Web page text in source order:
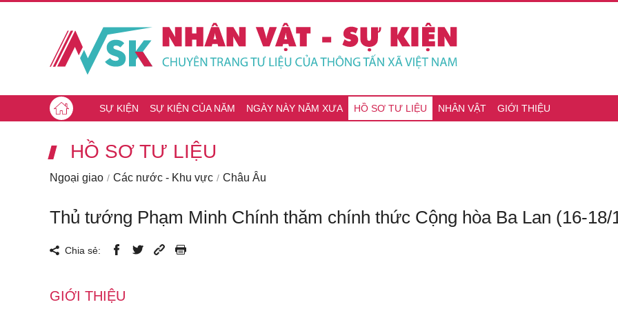
SỰ KIỆN SỰ KIỆN CỦA NĂM NGÀY NÀY NĂM XƯA HỒ SƠ TƯ LIỆU NHÂN VẬT GIỚI THIỆU
HỒ SƠ TƯ LIỆU
Ngoại giao Các nước - Khu vực Châu Âu
Thủ tướng Phạm Minh Chính thăm chính thức Cộng hòa Ba Lan (16-18/
Chia sẻ:
GIỚI THIỆU